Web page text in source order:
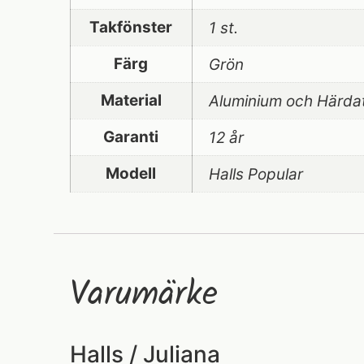
Takfönster
1 st.
Färg
Grön
Material
Aluminium och
Garanti
12 år
Modell
Halls Popular
Varumärke
Halls / Juliana